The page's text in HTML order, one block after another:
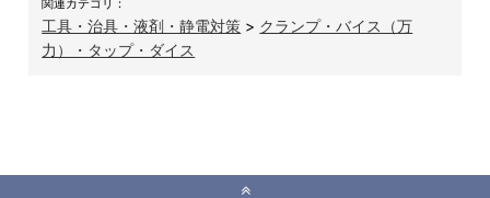
関連カテゴリ：
工具・治具・液剤・静電対策 > クランプ・バイス（万
力）・タップ・ダイス